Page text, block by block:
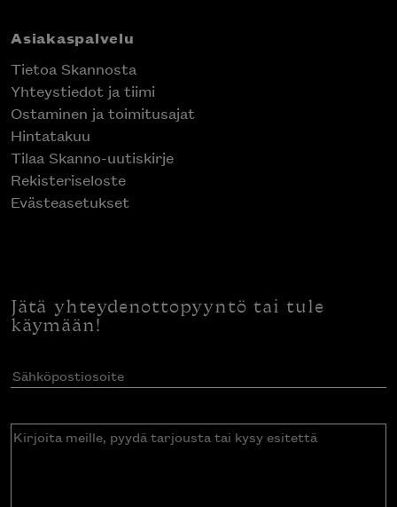
Asiakaspalvelu
Tietoa Skannosta
Yhteystiedot ja tiimi
Ostaminen ja toimitusajat
Hintatakuu
Tilaa Skanno-uutiskirje
Rekisteriseloste
Evästeasetukset
Jätä yhteydenottopyyntö tai tule
käymään!
Sähköpostiosoite(Pakollinen)
Kirjoita